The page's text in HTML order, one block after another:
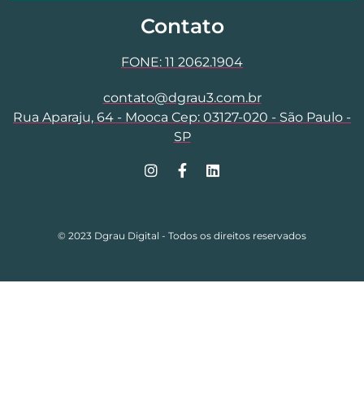
Contato
FONE: 11 2062.1904
contato@dgrau3.com.br
Rua Aparaju, 64 - Mooca Cep: 03127-020 - São Paulo -
SP
© 2023 Dgrau Digital - Todos os direitos reservados